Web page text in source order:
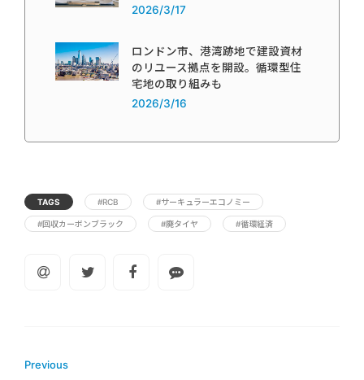
2026/3/17
ロンドン市、港湾跡地で建設資材
のリユース拠点を開設。循環型住
宅地の取り組みも
2026/3/16
TAGS #RCB #サーキュラーエコノミー
#回収カーボンブラック #廃タイヤ #循環経済
Previous